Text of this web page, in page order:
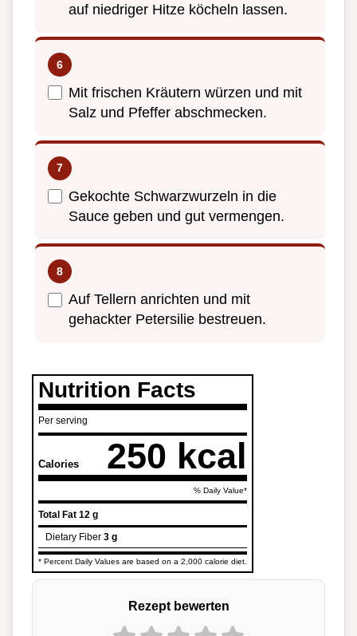
auf niedriger Hitze köcheln lassen.
Mit frischen Kräutern würzen und mit
Salz und Pfeffer abschmecken.
Gekochte Schwarzwurzeln in die
Sauce geben und gut vermengen.
Auf Tellern anrichten und mit
gehackter Petersilie bestreuen.
Nutrition Facts
Per serving
Calories 250 kcal
% Daily Value*
Total Fat 12 g
Dietary Fiber 3 g
* Percent Daily Values are based on a 2,000 calorie diet.
Rezept bewerten